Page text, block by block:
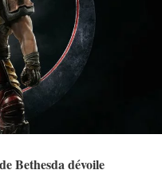
Bethesda dévoile